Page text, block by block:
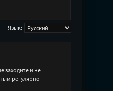
Язык:
заходите и не
регулярно